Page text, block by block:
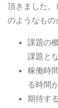
頂きました
のようなもの
課題の
課題と
稼働時
る時間
期待す